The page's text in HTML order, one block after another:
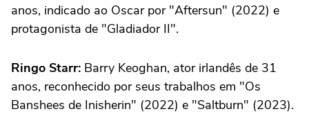
anos, indicado ao Oscar por "Aftersun" (2022) e
protagonista de "Gladiador II".
Ringo Starr: Barry Keoghan, ator irlandês de 31
anos, reconhecido por seus trabalhos em "Os
Banshees de Inisherin" (2022) e "Saltburn" (2023).